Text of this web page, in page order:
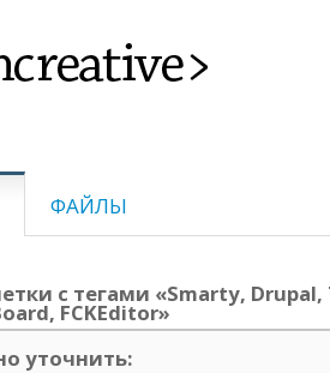
ФАЙЛЫ
с тегами «Smarty,
FCKEditor»
уточнить: